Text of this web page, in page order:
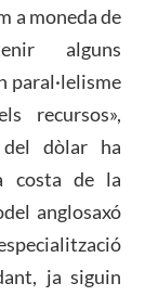
a moneda de
alguns
paral·lelisme
recursos»,
dòlar ha
costa de la
anglosaxó
ja siguin